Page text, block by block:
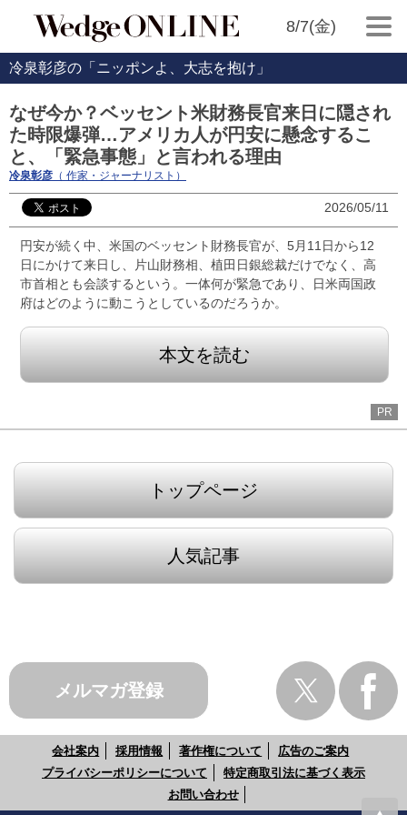
8/7(金)
冷泉彰彦の「ニッポンよ、大志を抱け」
なぜ今か？ベッセント米財務長官来日に隠され
た時限爆弾…アメリカ人が円安に懸念するこ
と、「緊急事態」と言われる理由
冷泉彰彦 （ 作家・ジャーナリスト）
2026/05/11
円安が続く中、米国のベッセント財務長官が、5月11日から12
日にかけて来日し、片山財務相、植田日銀総裁だけでなく、高
市首相とも会談するという。一体何が緊急であり、日米両国政
府はどのように動こうとしているのだろうか。
本文を読む
PR
トップページ
人気記事
メルマガ登録
会社案内 採用情報 著作権について
広告のご案内
プライバシーポリシーについて
特定商取引法に基づく表示
お問い合わせ